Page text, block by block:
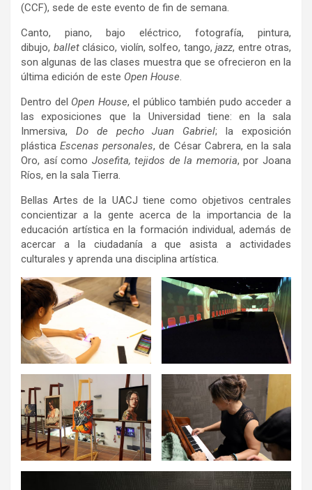
(CCF), sede de este evento de fin de semana.
Canto, piano, bajo eléctrico, fotografía, pintura,
dibujo, ballet clásico, violín, solfeo, tango, jazz, entre otras,
son algunas de las clases muestra que se ofrecieron en la
última edición de este Open House.
Dentro del Open House, el público también pudo acceder a
las exposiciones que la Universidad tiene: en la sala
Inmersiva, Do de pecho Juan Gabriel; la exposición
plásticaEscenas personales, de César Cabrera, en la sala
Oro, así como Josefita, tejidos de la memoria, por Joana
Ríos, en la sala Tierra.
Bellas Artes de la UACJ tiene como objetivos centrales
concientizar a la gente acerca de la importancia de la
educación artística en la formación individual, además de
acercar a la ciudadanía a que asista a actividades
culturales y aprenda una disciplina artística.